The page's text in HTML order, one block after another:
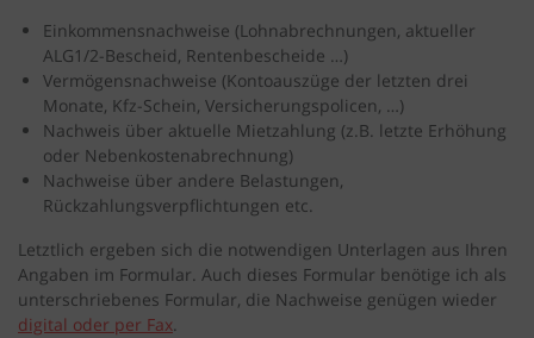
Einkommensnachweise (Lohnabrechnungen, aktueller
ALG1/2-Bescheid, Rentenbescheide …)
Vermögensnachweise (Kontoauszüge der letzten drei
Monate, Kfz-Schein, Versicherungspolicen, …)
Nachweis über aktuelle Mietzahlung (z.B. letzte Erhöhung
oder Nebenkostenabrechnung)
Nachweise über andere Belastungen,
Rückzahlungsverpflichtungen etc.
Letztlich ergeben sich die notwendigen Unterlagen aus Ihren
Angaben im Formular. Auch dieses Formular benötige ich als
unterschriebenes Formular, die Nachweise genügen wieder
digital oder per Fax.